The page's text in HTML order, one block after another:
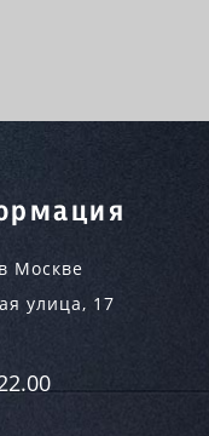
Москве
улица, 17